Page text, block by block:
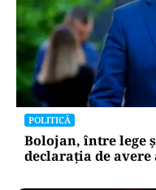
POLITICĂ
Bolojan, între lege
declarația de